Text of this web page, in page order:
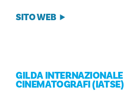
SITO WEB
GILDA
CINEMATOGRAFI